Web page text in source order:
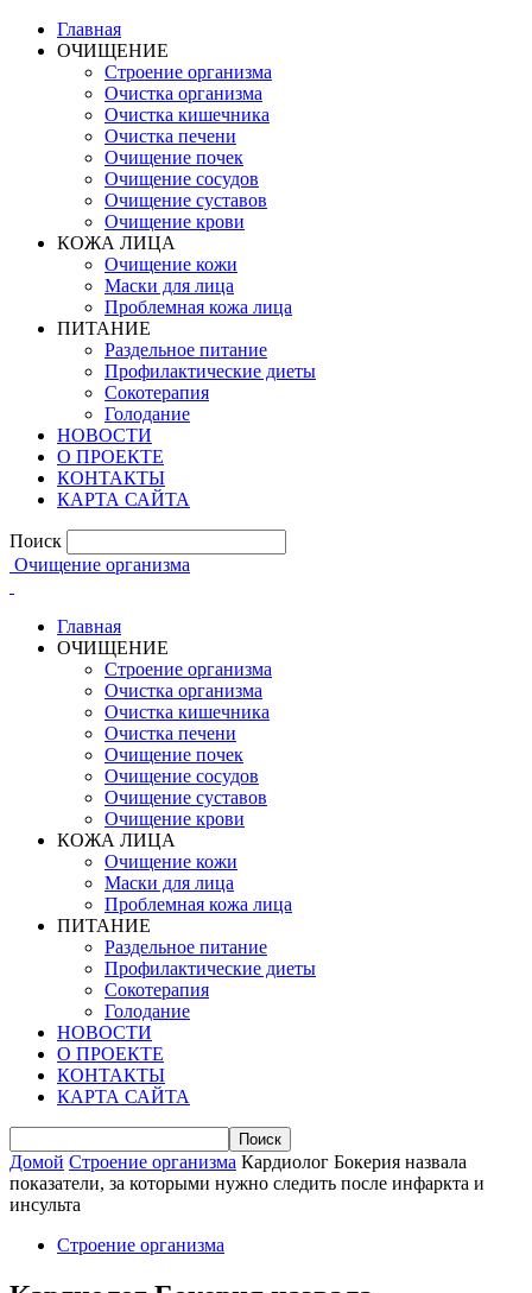
Главная
ОЧИЩЕНИЕ
Строение организма
Очистка организма
Очистка кишечника
Очистка печени
Очищение почек
Очищение сосудов
Очищение суставов
Очищение крови
КОЖА ЛИЦА
Очищение кожи
Маски для лица
Проблемная кожа лица
ПИТАНИЕ
Раздельное питание
Профилактические диеты
Сокотерапия
Голодание
НОВОСТИ
О ПРОЕКТЕ
КОНТАКТЫ
КАРТА САЙТА
Поиск
Очищение организма
Главная
ОЧИЩЕНИЕ
Строение организма
Очистка организма
Очистка кишечника
Очистка печени
Очищение почек
Очищение сосудов
Очищение суставов
Очищение крови
КОЖА ЛИЦА
Очищение кожи
Маски для лица
Проблемная кожа лица
ПИТАНИЕ
Раздельное питание
Профилактические диеты
Сокотерапия
Голодание
НОВОСТИ
О ПРОЕКТЕ
КОНТАКТЫ
КАРТА САЙТА
Домой Строение организма Кардиолог Бокерия назвала
показатели, за которыми нужно следить после инфаркта и
инсульта
Строение организма